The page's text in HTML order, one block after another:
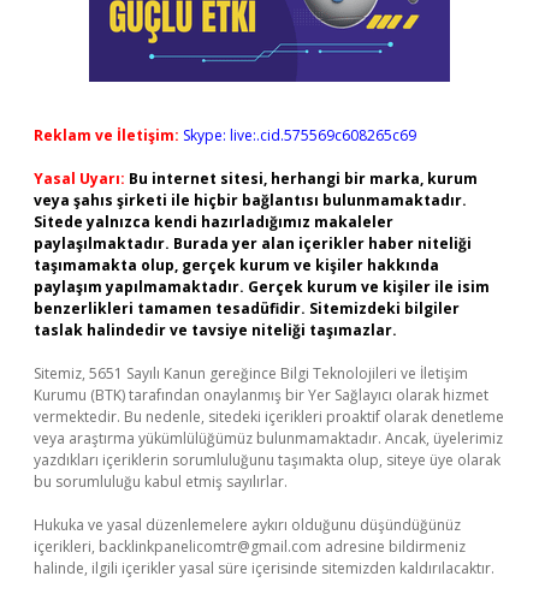
Reklam ve İletişim: Skype: live:.cid.575569c608265c69
Yasal Uyarı: Bu internet sitesi, herhangi bir marka, kurum
veya şahıs şirketi ile hiçbir bağlantısı bulunmamaktadır.
Sitede yalnızca kendi hazırladığımız makaleler
paylaşılmaktadır. Burada yer alan içerikler haber niteliği
taşımamakta olup, gerçek kurum ve kişiler hakkında
paylaşım yapılmamaktadır. Gerçek kurum ve kişiler ile isim
benzerlikleri tamamen tesadüfidir. Sitemizdeki bilgiler
taslak halindedir ve tavsiye niteliği taşımazlar.
Sitemiz, 5651 Sayılı Kanun gereğince Bilgi Teknolojileri ve İletişim
Kurumu (BTK) tarafından onaylanmış bir Yer Sağlayıcı olarak hizmet
vermektedir. Bu nedenle, sitedeki içerikleri proaktif olarak denetleme
veya araştırma yükümlülüğümüz bulunmamaktadır. Ancak, üyelerimiz
yazdıkları içeriklerin sorumluluğunu taşımakta olup, siteye üye olarak
bu sorumluluğu kabul etmiş sayılırlar.
Hukuka ve yasal düzenlemelere aykırı olduğunu düşündüğünüz
içerikleri, backlinkpanelicomtr@gmail.com adresine bildirmeniz
halinde, ilgili içerikler yasal süre içerisinde sitemizden kaldırılacaktır.